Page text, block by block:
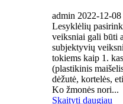
admin 2022-12-08
Lesyklėlių
veiksniai gali būti
subjektyvių
tokiems kaip 1.
(plastikinis
dėžutė, kortelės,
Ko žmonės nori...
Skaityti daugiau